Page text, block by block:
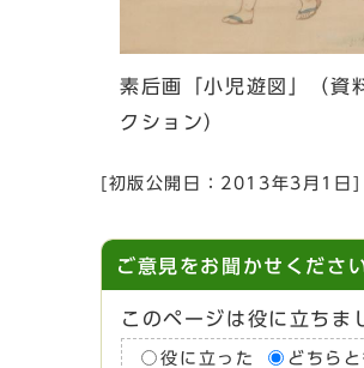
素后画「小児遊図」（資
クション）
[初版公開日： 2013年3月1日
ご意見をお聞かせくださ
このページは役に立ちま
役に立った どちら